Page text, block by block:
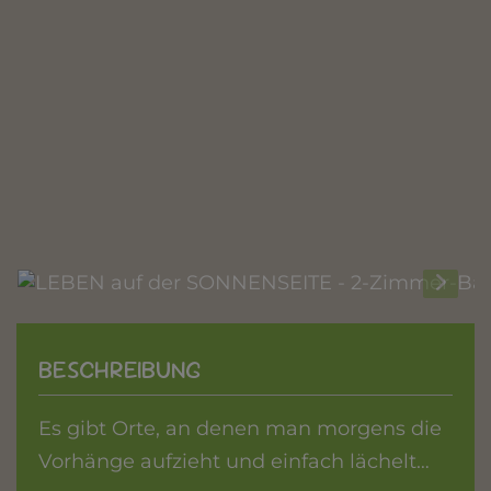
BESCHREIBUNG
Es gibt Orte, an denen man morgens die
Vorhänge aufzieht und einfach lächelt…